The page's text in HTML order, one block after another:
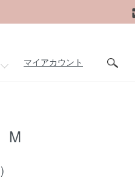
マイアカウント
M